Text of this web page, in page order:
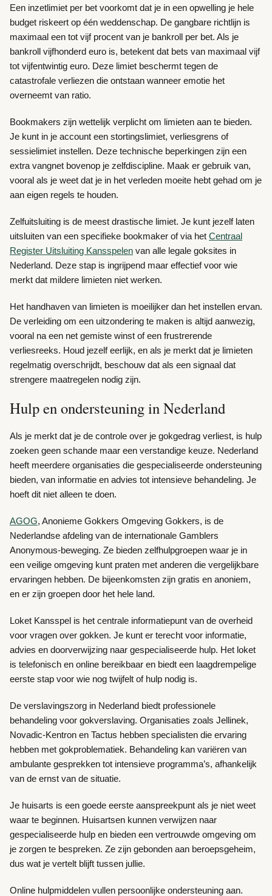
Een inzetlimiet per bet voorkomt dat je in een opwelling je hele
budget riskeert op één weddenschap. De gangbare richtlijn is
maximaal een tot vijf procent van je bankroll per bet. Als je
bankroll vijfhonderd euro is, betekent dat bets van maximaal vijf
tot vijfentwintig euro. Deze limiet beschermt tegen de
catastrofale verliezen die ontstaan wanneer emotie het
overneemt van ratio.
Bookmakers zijn wettelijk verplicht om limieten aan te bieden.
Je kunt in je account een stortingslimiet, verliesgrens of
sessielimiet instellen. Deze technische beperkingen zijn een
extra vangnet bovenop je zelfdiscipline. Maak er gebruik van,
vooral als je weet dat je in het verleden moeite hebt gehad om je
aan eigen regels te houden.
Zelfuitsluiting is de meest drastische limiet. Je kunt jezelf laten
uitsluiten van een specifieke bookmaker of via het Centraal
Register Uitsluiting Kansspelen van alle legale goksites in
Nederland. Deze stap is ingrijpend maar effectief voor wie
merkt dat mildere limieten niet werken.
Het handhaven van limieten is moeilijker dan het instellen ervan.
De verleiding om een uitzondering te maken is altijd aanwezig,
vooral na een net gemiste winst of een frustrerende
verliesreeks. Houd jezelf eerlijk, en als je merkt dat je limieten
regelmatig overschrijdt, beschouw dat als een signaal dat
strengere maatregelen nodig zijn.
Hulp en ondersteuning in Nederland
Als je merkt dat je de controle over je gokgedrag verliest, is hulp
zoeken geen schande maar een verstandige keuze. Nederland
heeft meerdere organisaties die gespecialiseerde ondersteuning
bieden, van informatie en advies tot intensieve behandeling. Je
hoeft dit niet alleen te doen.
AGOG, Anonieme Gokkers Omgeving Gokkers, is de
Nederlandse afdeling van de internationale Gamblers
Anonymous-beweging. Ze bieden zelfhulpgroepen waar je in
een veilige omgeving kunt praten met anderen die vergelijkbare
ervaringen hebben. De bijeenkomsten zijn gratis en anoniem,
en er zijn groepen door het hele land.
Loket Kansspel is het centrale informatiepunt van de overheid
voor vragen over gokken. Je kunt er terecht voor informatie,
advies en doorverwijzing naar gespecialiseerde hulp. Het loket
is telefonisch en online bereikbaar en biedt een laagdrempelige
eerste stap voor wie nog twijfelt of hulp nodig is.
De verslavingszorg in Nederland biedt professionele
behandeling voor gokverslaving. Organisaties zoals Jellinek,
Novadic-Kentron en Tactus hebben specialisten die ervaring
hebben met gokproblematiek. Behandeling kan variëren van
ambulante gesprekken tot intensieve programma’s, afhankelijk
van de ernst van de situatie.
Je huisarts is een goede eerste aanspreekpunt als je niet weet
waar te beginnen. Huisartsen kunnen verwijzen naar
gespecialiseerde hulp en bieden een vertrouwde omgeving om
je zorgen te bespreken. Ze zijn gebonden aan beroepsgeheim,
dus wat je vertelt blijft tussen jullie.
Online hulpmiddelen vullen persoonlijke ondersteuning aan.